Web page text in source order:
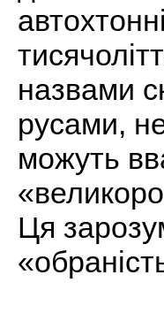
назвами
русами,
можуть
Ця